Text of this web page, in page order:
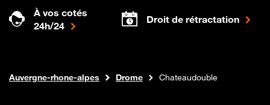
À vos cotés
24h/24
Droit de rétractation
Boutique Orange
Internet fibre
Auvergne-rhone-alpes Drome Chateaudouble